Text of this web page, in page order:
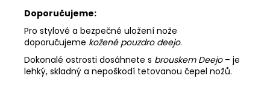
Doporučujeme:
Pro stylové a bezpečné uložení nože
doporučujeme kožené pouzdro deejo.
Dokonalé ostrosti dosáhnete s brouskem Deejo – je
lehký, skladný a nepoškodí tetovanou čepel nožů.